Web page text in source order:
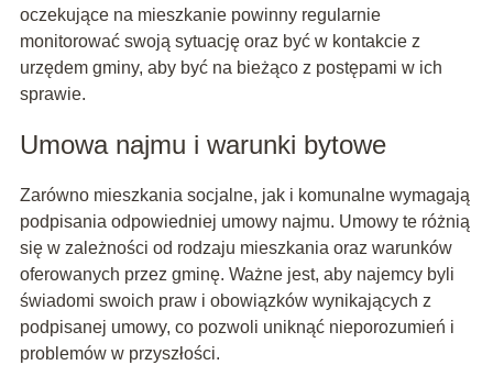
oczekujące na mieszkanie powinny regularnie
monitorować swoją sytuację oraz być w kontakcie z
urzędem gminy, aby być na bieżąco z postępami w ich
sprawie.
Umowa najmu i warunki bytowe
Zarówno mieszkania socjalne, jak i komunalne wymagają
podpisania odpowiedniej umowy najmu. Umowy te różnią
się w zależności od rodzaju mieszkania oraz warunków
oferowanych przez gminę. Ważne jest, aby najemcy byli
świadomi swoich praw i obowiązków wynikających z
podpisanej umowy, co pozwoli uniknąć nieporozumień i
problemów w przyszłości.